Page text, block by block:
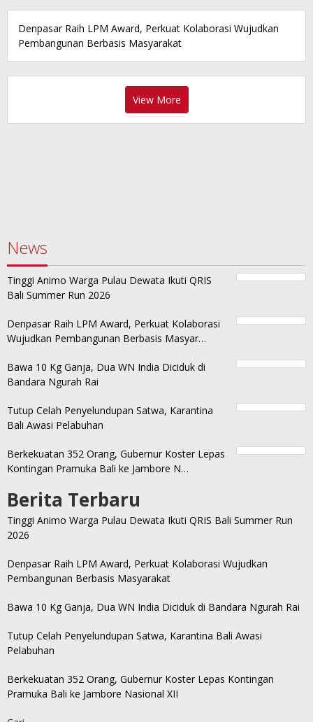
Denpasar Raih LPM Award, Perkuat Kolaborasi Wujudkan
Pembangunan Berbasis Masyarakat
View More
News
Tinggi Animo Warga Pulau Dewata Ikuti QRIS
Bali Summer Run 2026
Denpasar Raih LPM Award, Perkuat Kolaborasi
Wujudkan Pembangunan Berbasis Masyar…
Bawa 10 Kg Ganja, Dua WN India Diciduk di
Bandara Ngurah Rai
Tutup Celah Penyelundupan Satwa, Karantina
Bali Awasi Pelabuhan
Berkekuatan 352 Orang, Gubernur Koster Lepas
Kontingan Pramuka Bali ke Jambore N…
Berita Terbaru
Tinggi Animo Warga Pulau Dewata Ikuti QRIS Bali Summer Run
2026
Denpasar Raih LPM Award, Perkuat Kolaborasi Wujudkan
Pembangunan Berbasis Masyarakat
Bawa 10 Kg Ganja, Dua WN India Diciduk di Bandara Ngurah Rai
Tutup Celah Penyelundupan Satwa, Karantina Bali Awasi
Pelabuhan
Berkekuatan 352 Orang, Gubernur Koster Lepas Kontingan
Pramuka Bali ke Jambore Nasional XII